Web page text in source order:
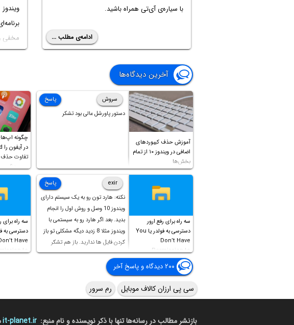
با سیاره‌ی آی‌تی همراه باشید.
ادامه‌ی مطلب ...
مخفی
آخرین دیدگاه‌ها
آموزش حذف کیبوردهای
اضافی در ویندوز ۱۰ از تمام
بخش‌ها
سروش
دستور پاورشل عالی بود تشکر
پاسخ
چگونه
تفاوت حذف
چیست؟
سه راه برای رفع ارور
دسترسی به فولدر یا You
Don’t Have
Permission to
Access this folder
exir
نکته: هارد تون رو به یک سیستم دارای
ویندوز 10 وصل و روش اول را انجام
بدید. بعد اگر هارد رو به سیستمی با
ویندوز مثلا 8 زدید دیگه مشکلی تو باز
کردن فایل ها ندارید. باز هم تشکر
پاسخ
سه راه برای
Have
to
۲۰۰ دیدگاه و پاسخ آخر
سی پی ارزان کالاف موبایل رم سرور
بازنشر مطالب در رسانه‌ها تنها با ذکر نویسنده و نام منبع: it-planet.ir